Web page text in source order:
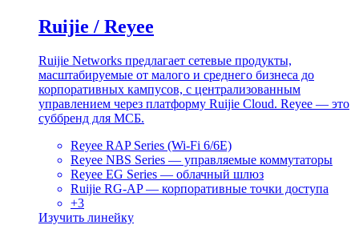
Ruijie / Reyee
Ruijie Networks предлагает сетевые продукты,
масштабируемые от малого и среднего бизнеса до
корпоративных кампусов, с централизованным
управлением через платформу Ruijie Cloud. Reyee — это
суббренд для МСБ.
Reyee RAP Series (Wi-Fi 6/6E)
Reyee NBS Series — управляемые коммутаторы
Reyee EG Series — облачный шлюз
Ruijie RG-AP — корпоративные точки доступа
+3
Изучить линейку